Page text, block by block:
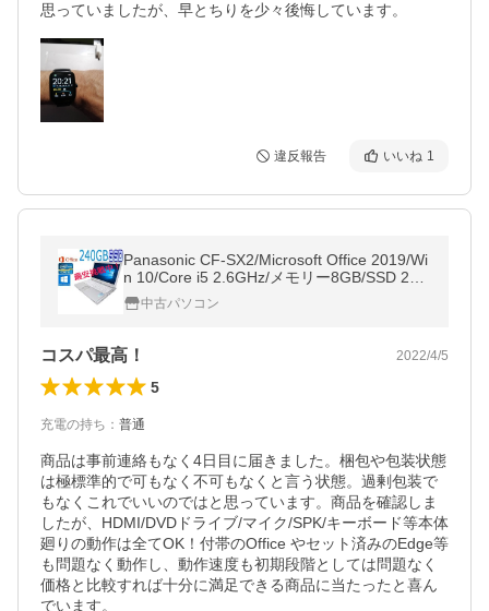
思っていましたが、早とちりを少々後悔しています。
違反報告 いいね 1
Panasonic CF-SX2/Microsoft Office 2019/Wi
n 10/Core i5 2.6GHz/メモリー8GB/SSD 240
GB/DVDスーパーマルチ/12インチHD+/無線
搭載/HDMI/USB3.0/ノートパソコン
中古パソコン
コスパ最高！ 2022/4/5
5
充電の持ち ： 普通
商品は事前連絡もなく4日目に届きました。梱包や包装状態
は極標準的で可もなく不可もなくと言う状態。過剰包装で
もなくこれでいいのではと思っています。商品を確認しま
したが、HDMI/DVDドライブ/マイク/SPK/キーボード等本体
廻りの動作は全てOK！付帯のOffice やセット済みのEdge等
も問題なく動作し、動作速度も初期段階としては問題なく
価格と比較すれば十分に満足できる商品に当たったと喜ん
でいます。